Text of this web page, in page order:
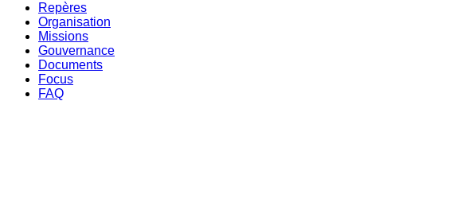
Repères
Organisation
Missions
Gouvernance
Documents
Focus
FAQ